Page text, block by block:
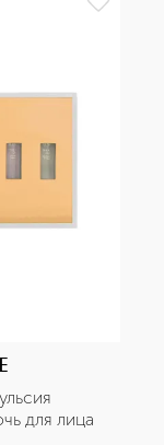
для лица